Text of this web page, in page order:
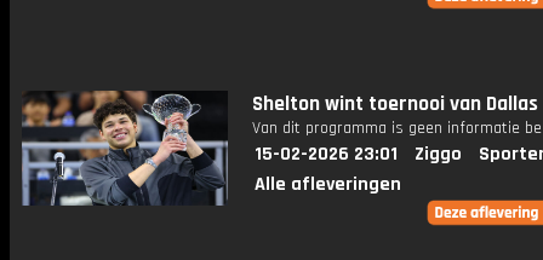
Shelton wint toernooi van Dallas
Van dit programma is geen informatie
15-02-2026 23:01 Ziggo
Alle afleveringen